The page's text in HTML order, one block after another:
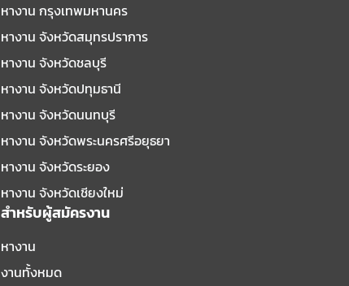
หางาน กรุงเทพมหานคร
หางาน จังหวัดสมุทรปราการ
หางาน จังหวัดชลบุรี
หางาน จังหวัดปทุมธานี
หางาน จังหวัดนนทบุรี
หางาน จังหวัดพระนครศรีอยุธยา
หางาน จังหวัดระยอง
หางาน จังหวัดเชียงใหม่
สำหรับผู้สมัครงาน
หางาน
งานทั้งหมด